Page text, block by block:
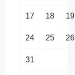
17 18 19
24 25 26
31